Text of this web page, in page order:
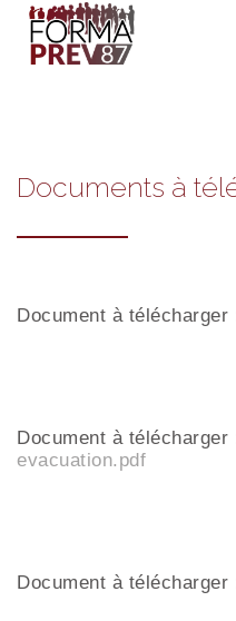
Documents à
Document à télécharger
Document à télécharger
evacuation.pdf
Document à télécharger